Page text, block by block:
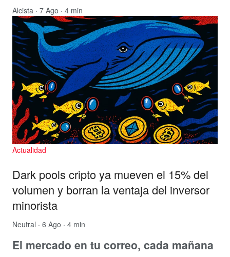
Alcista · 7 Ago · 4 min
Actualidad
Dark pools cripto ya mueven el 15% del
volumen y borran la ventaja del inversor
minorista
Neutral · 6 Ago · 4 min
El mercado en tu correo, cada mañana